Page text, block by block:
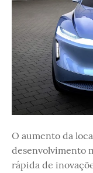
O aumento da
desenvolvimento
rápida de